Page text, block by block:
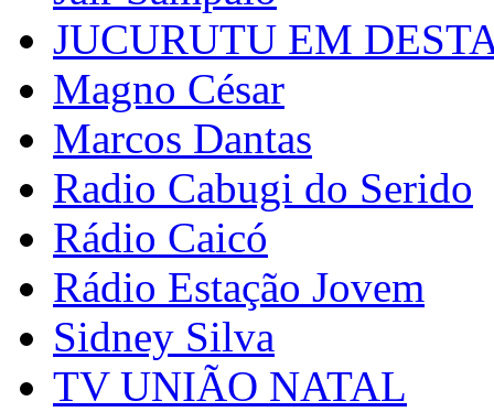
JUCURUTU EM
Magno César
Marcos Dantas
Radio Cabugi do Serido
Rádio Caicó
Rádio Estação Jovem
Sidney Silva
TV UNIÃO NATAL